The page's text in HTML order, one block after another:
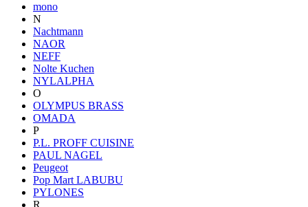
mono
N
Nachtmann
NAOR
NEFF
Nolte Kuchen
NYLALPHA
O
OLYMPUS BRASS
OMADA
P
P.L. PROFF CUISINE
PAUL NAGEL
Peugeot
Pop Mart LABUBU
PYLONES
R